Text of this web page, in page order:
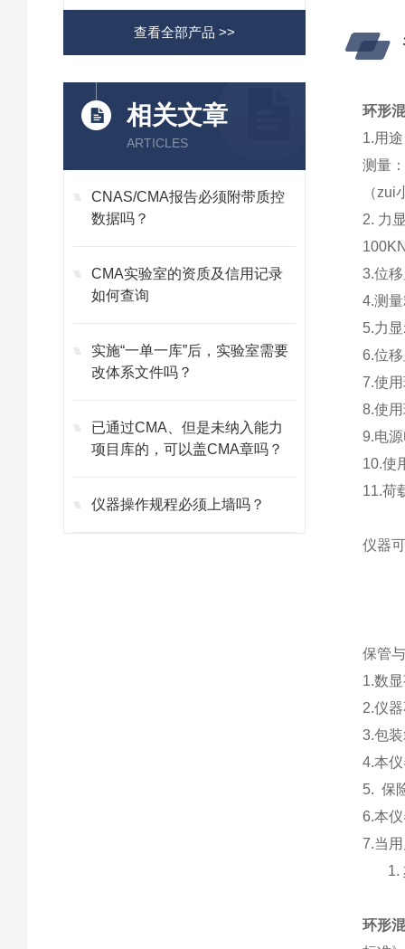
查看全部产品 >>
相关文章
ARTICLES
CNAS/CMA报告必须附带质控
数据吗？
CMA实验室的资质及信用记录
如何查询
实施“一单一库”后，实验室需要
改体系文件吗？
已通过CMA、但是未纳入能力
项目库的，可以盖CMA章吗？
仪器操作规程必须上墙吗？
环形
1.用
测量
（zui
2. 力
3.位
4.测
5.力
6.位
7.使
8.使
9.电
10.使
11.荷
仪器
保管
1.数
2.仪
3.包
4.本
5. 保
6.本
7.当
1.
环形